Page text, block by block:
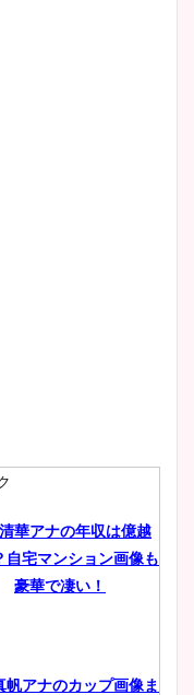
華アナの年収は億越
自宅マンション画像も
豪華で凄い！
帆アナのカップ画像ま